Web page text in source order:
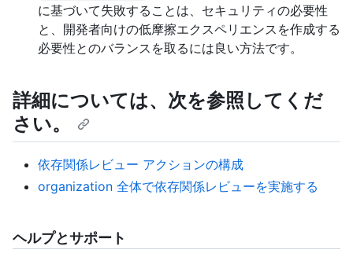
に基づいて失敗することは、セキュリティの必要性
と、開発者向けの低摩擦エクスペリエンスを作成する
必要性とのバランスを取るには良い方法です。
詳細については、次を参照してくだ
さい。
依存関係レビュー アクションの構成
organization 全体で依存関係レビューを実施する
ヘルプとサポート